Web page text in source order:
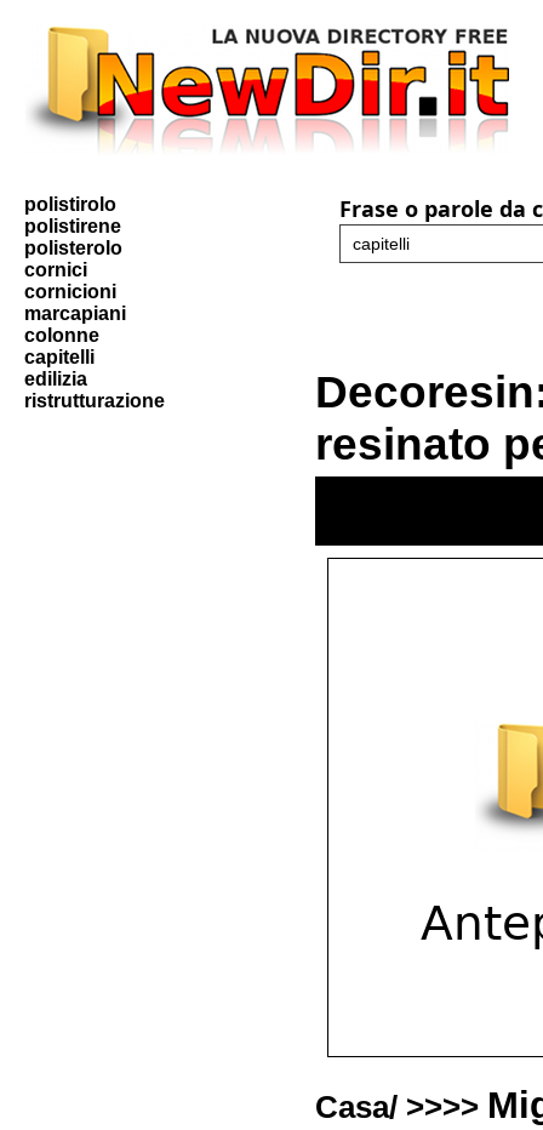
polistirolo
polistirene
polisterolo
cornici
cornicioni
marcapiani
colonne
capitelli
edilizia
ristrutturazione
Frase o parole da
resinato
Casa/ >>>>